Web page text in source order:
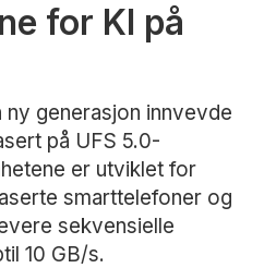
for KI på
ny generasjon innvevde
på UFS 5.0-
er utviklet for
smarttelefoner og
sekvensielle
10 GB/s.